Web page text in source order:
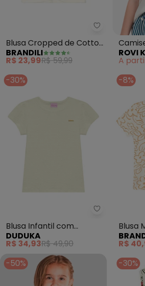
Brandili -
Blusa Cropped de Cotton
Menina (Natural)
BRANDILI
R$ 23,99R$ 59,99
ROVI
A
-30%
Blusa Infantil com
Plaquinha (Bege)
DUDUKA
R$ 34,93R$ 49,90
-8%
Blusa
em
R$
-50%
-30%